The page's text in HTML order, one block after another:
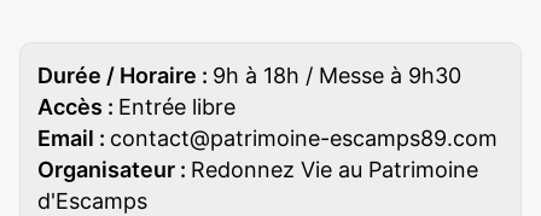
Durée / Horaire : 9h à 18h / Messe à 9h30
Accès : Entrée libre
Email : contact@patrimoine-escamps89.com
Organisateur : Redonnez Vie au Patrimoine
d'Escamps